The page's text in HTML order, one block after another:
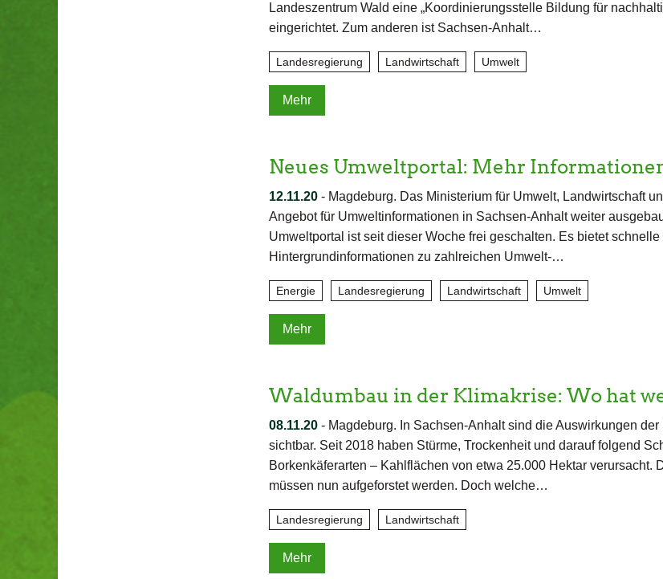
Landeszentrum Wald eine „Koordinierungsstelle Bildung für
eingerichtet. Zum anderen ist Sachsen-Anhalt…
Landesregierung Landwirtschaft Umwelt
Mehr
Neues Umweltportal: Mehr
12.11.20- Magdeburg. Das Ministerium für Umwelt, Landwirtschaft
Angebot für Umweltinformationen in Sachsen-Anhalt weiter
Umweltportal ist seit dieser Woche frei geschalten. Es bietet
Hintergrundinformationen zu zahlreichen Umwelt-…
Energie Landesregierung Landwirtschaft Umwelt
Mehr
Waldumbau in der Klimakrise: Wo hat
08.11.20- Magdeburg. In Sachsen-Anhalt sind die Auswirkungen der
sichtbar. Seit 2018 haben Stürme, Trockenheit und darauf folgend
Borkenkäferarten – Kahlflächen von etwa 25.000 Hektar verursacht.
müssen nun aufgeforstet werden. Doch welche…
Landesregierung Landwirtschaft
Mehr